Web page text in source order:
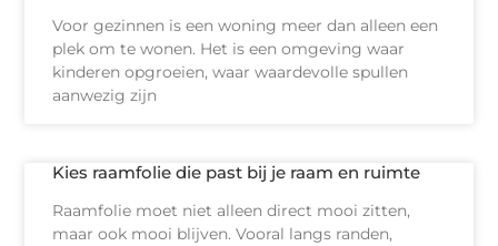
Voor gezinnen is een woning meer dan alleen een
plek om te wonen. Het is een omgeving waar
kinderen opgroeien, waar waardevolle spullen
aanwezig zijn
Kies raamfolie die past bij je raam en ruimte
Raamfolie moet niet alleen direct mooi zitten,
maar ook mooi blijven. Vooral langs randen,